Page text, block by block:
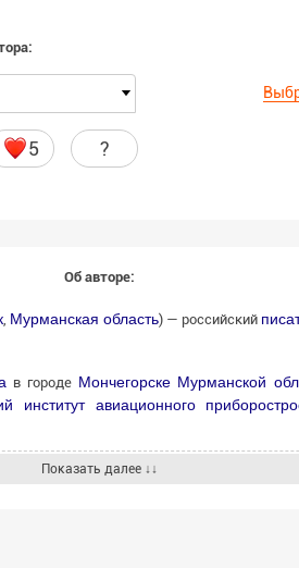
5 ?
Об авторе:
, Мурманская область) — российский
в городе Мончегорске Мурманской
институт авиационного
Показать далее ↓↓